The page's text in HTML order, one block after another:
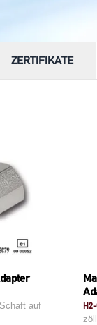
ZERTIFIKATE
auf